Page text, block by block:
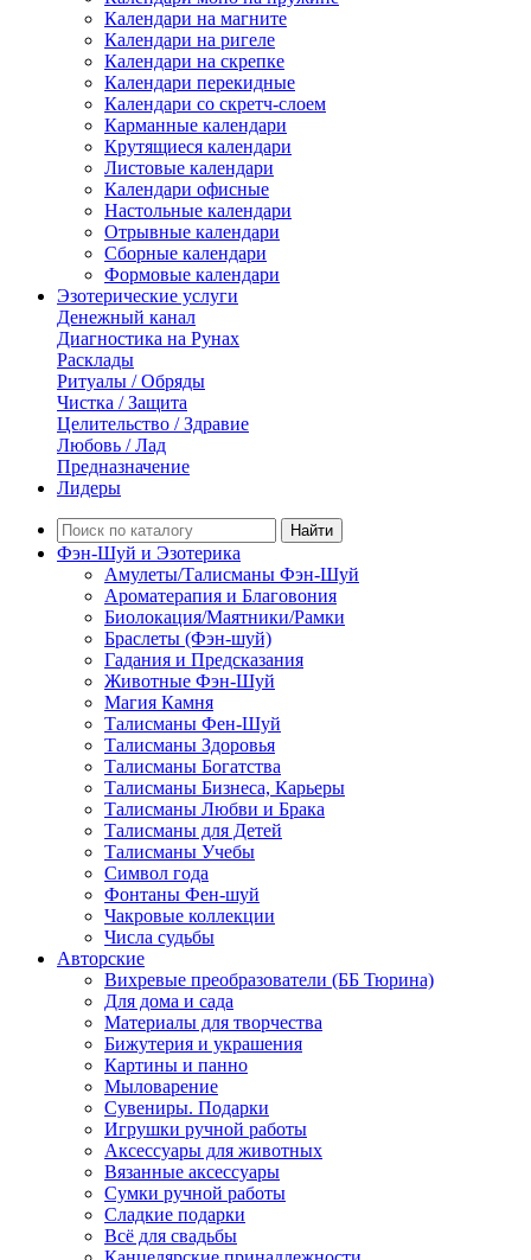
Календари на магните
Календари на ригеле
Календари на скрепке
Календари перекидные
Календари со скретч-слоем
Карманные календари
Крутящиеся календари
Листовые календари
Календари офисные
Настольные календари
Отрывные календари
Сборные календари
Формовые календари
Эзотерические услуги
Денежный канал
Диагностика на Рунах
Расклады
Ритуалы / Обряды
Чистка / Защита
Целительство / Здравие
Любовь / Лад
Предназначение
Лидеры
Найти
Фэн-Шуй и Эзотерика
Амулеты/Талисманы Фэн-Шуй
Ароматерапия и Благовония
Биолокация/Маятники/Рамки
Браслеты (Фэн-шуй)
Гадания и Предсказания
Животные Фэн-Шуй
Магия Камня
Талисманы Фен-Шуй
Талисманы Здоровья
Талисманы Богатства
Талисманы Бизнеса, Карьеры
Талисманы Любви и Брака
Талисманы для Детей
Талисманы Учебы
Символ года
Фонтаны Фен-шуй
Чакровые коллекции
Числа судьбы
Авторские
Вихревые преобразователи (ББ Тюрина)
Для дома и сада
Материалы для творчества
Бижутерия и украшения
Картины и панно
Мыловарение
Сувениры. Подарки
Игрушки ручной работы
Аксессуары для животных
Вязанные аксессуары
Сумки ручной работы
Сладкие подарки
Всё для свадьбы